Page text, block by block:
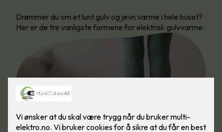
Drømmer du om et lunt gulv og jevn varme i hele huset?
Her er de tre vanligste formene for elektrisk gulvvarme.